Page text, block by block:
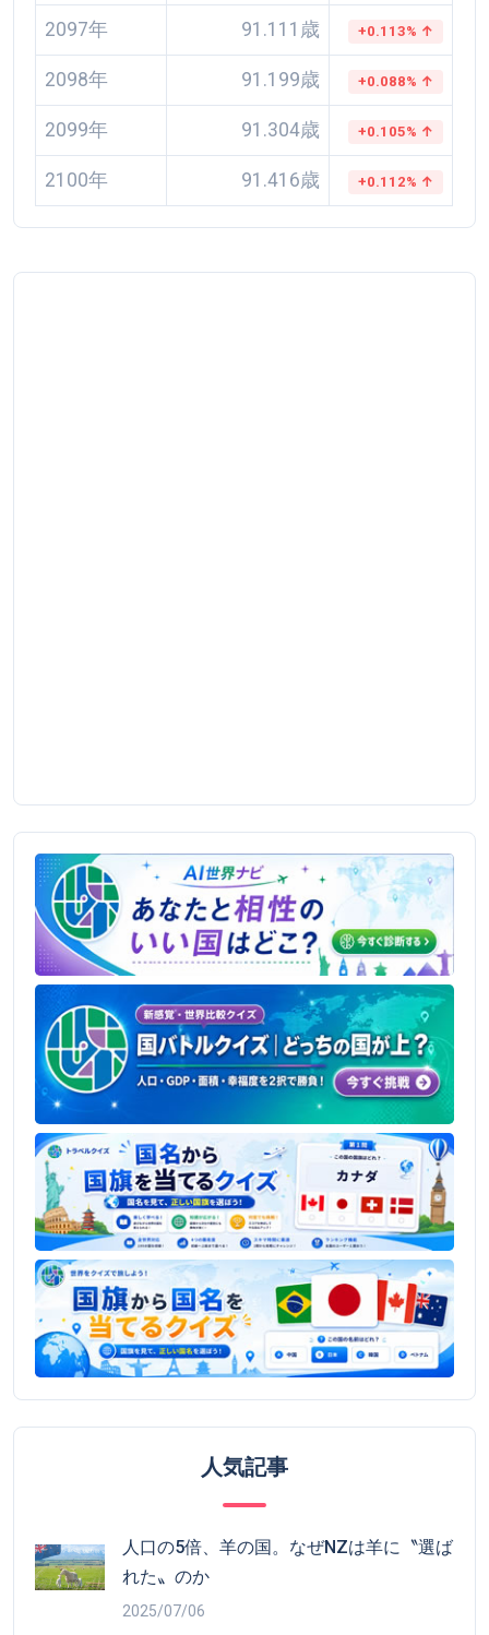
2097年 91.111歳 +0.113% ↑
2098年 91.199歳 +0.088% ↑
2099年 91.304歳 +0.105% ↑
2100年 91.416歳 +0.112% ↑
人気記事
人口の5倍、羊の国。なぜNZは羊に〝選ば
れた〟のか
2025/07/06